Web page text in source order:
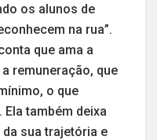
os alunos de
na rua”.
que ama a
remuneração, que
o que
também deixa
sua trajetória e